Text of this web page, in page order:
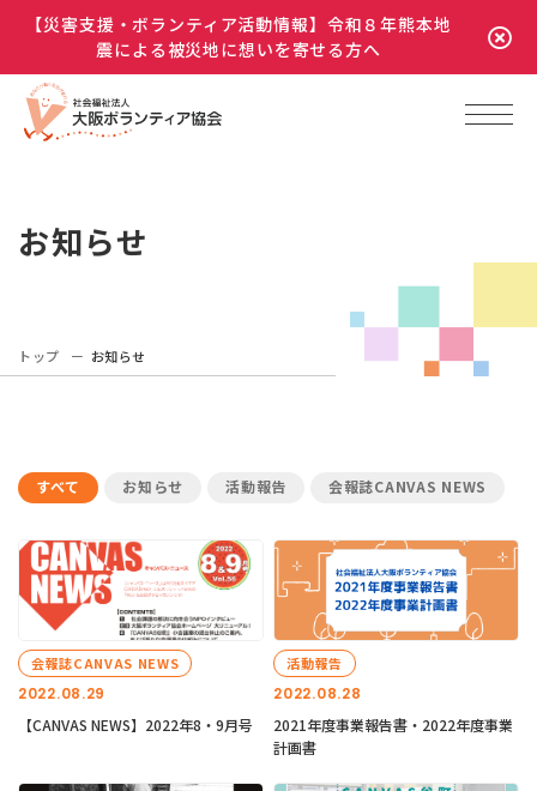
【災害支援・ボランティア活動情報】令和８年熊本地
震による被災地に想いを寄せる方へ
お知らせ
トップ お知らせ
すべて お知らせ 活動報告 会報誌CANVAS NEWS
2022.08.29
会報誌CANVAS NEWS
【CANVAS NEWS】2022年8・9月号
2022.08.28
活動報告
2021年度事業報告書・2022年度事業
計画書